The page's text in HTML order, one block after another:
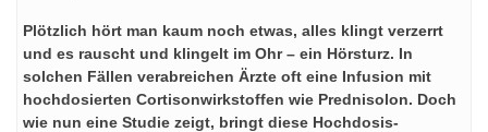
Plötzlich hört man kaum noch etwas, alles klingt verzerrt
und es rauscht und klingelt im Ohr – ein Hörsturz. In
solchen Fällen verabreichen Ärzte oft eine Infusion mit
hochdosierten Cortisonwirkstoffen wie Prednisolon. Doch
wie nun eine Studie zeigt, bringt diese Hochdosis-